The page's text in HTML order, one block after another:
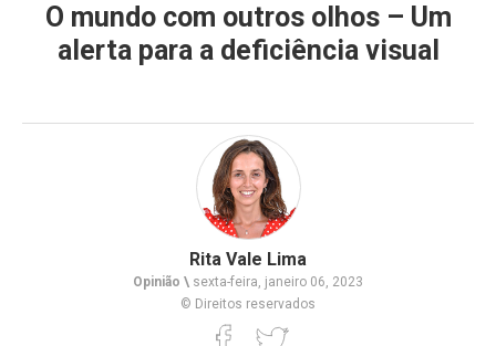
O mundo com outros olhos – Um
alerta para a deficiência visual
Rita Vale Lima
Opinião \ sexta-feira, janeiro 06, 2023
© Direitos reservados